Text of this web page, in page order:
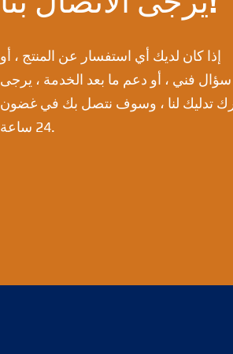
إذا كان لديك أي استفسار عن المنتج ، أو
سؤال فني ، أو دعم ما بعد الخدمة ، يرجى
تدليك لنا ، وسوف نتصل بك في غضون
24 ساعة.